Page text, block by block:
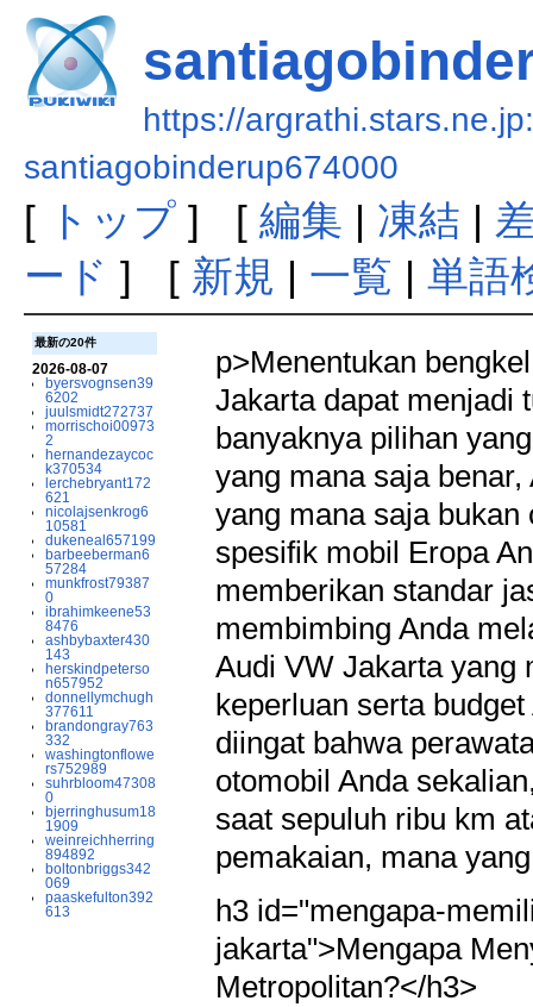
https://
santiagobinderup674000
[ トップ] [ 編集 | 凍結 |
ード ] [ 新規 | 一覧 | 単語
最新の20件
2026-08-07
byersvognsen39
6202
juulsmidt272737
morrischoi00973
2
hernandezaycoc
k370534
lerchebryant172
621
nicolajsenkrog6
10581
dukeneal657199
barbeeberman6
57284
munkfrost79387
0
ibrahimkeene53
8476
ashbybaxter430
143
herskindpeterso
n657952
donnellymchugh
377611
brandongray763
332
washingtonflowe
rs752989
suhrbloom47308
0
bjerringhusum18
1909
weinreichherring
894892
boltonbriggs342
069
paaskefulton392
613
p>Menentukan
Jakarta dapat menjadi
banyaknya pilihan
yang mana saja
yang mana saja
spesifik mobil Eropa
memberikan standar
membimbing Anda
Audi VW Jakarta yang
keperluan serta
diingat bahwa
otomobil Anda
saat sepuluh ribu km
pemakaian, mana
h3 id="mengapa-
jakarta">Mengapa
Metropolitan?</h3>